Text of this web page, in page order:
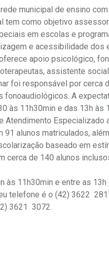
municipal de ensino
tem como objetivo
em escolas e
e acessibilidade dos
apoio psicológico,
assistente
foi responsável por cerca
A
às 11h30min e das 13h às
Atendimento
alunos matriculados,
baseado em
cerca de 140 alunos
às 11h30min e entre as
telefone é o (42) 3622 
3621  3072.